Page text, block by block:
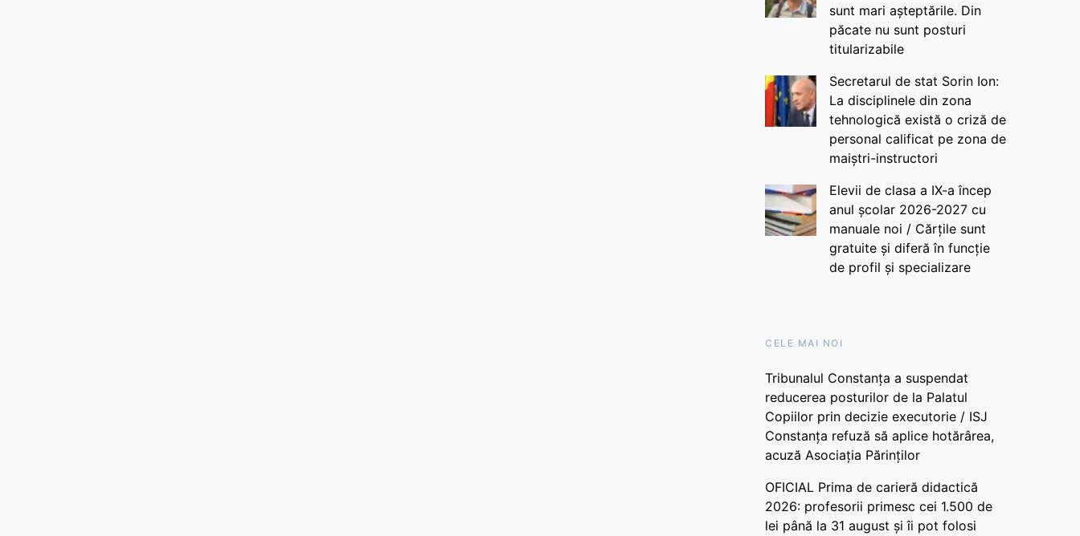
sunt mari așteptările. Din
păcate nu sunt posturi
titularizabile
Secretarul de stat Sorin Ion:
La disciplinele din zona
tehnologică există o criză de
personal calificat pe zona de
maiștri-instructori
Elevii de clasa a IX-a încep
anul școlar 2026-2027 cu
manuale noi / Cărțile sunt
gratuite și diferă în funcție
de profil și specializare
CELE MAI NOI
Tribunalul Constanța a suspendat
reducerea posturilor de la Palatul
Copiilor prin decizie executorie / ISJ
Constanța refuză să aplice hotărârea,
acuză Asociația Părinților
OFICIAL Prima de carieră didactică
2026: profesorii primesc cei 1.500 de
lei până la 31 august și îi pot folosi